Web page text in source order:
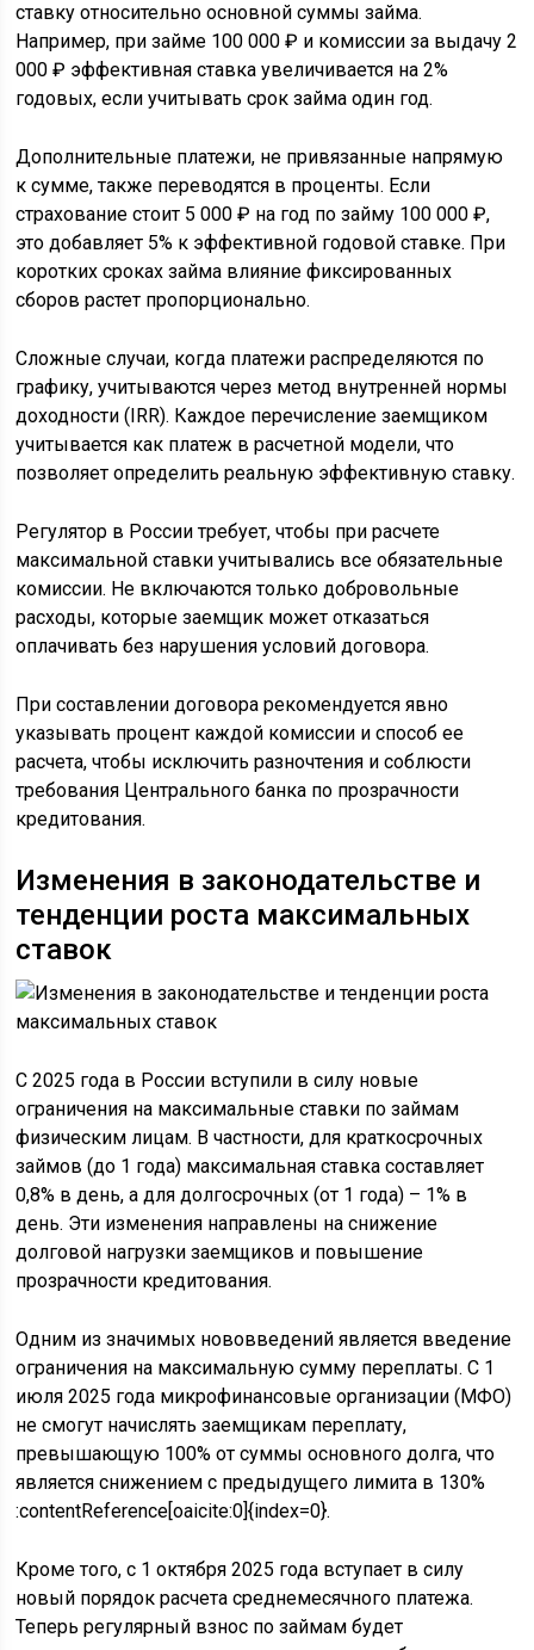
ставку относительно основной суммы займа.
Например, при займе 100 000 ₽ и комиссии за выдачу 2
000 ₽ эффективная ставка увеличивается на 2%
годовых, если учитывать срок займа один год.
Дополнительные платежи, не привязанные напрямую
к сумме, также переводятся в проценты. Если
страхование стоит 5 000 ₽ на год по займу 100 000 ₽,
это добавляет 5% к эффективной годовой ставке. При
коротких сроках займа влияние фиксированных
сборов растет пропорционально.
Сложные случаи, когда платежи распределяются по
графику, учитываются через метод внутренней нормы
доходности (IRR). Каждое перечисление заемщиком
учитывается как платеж в расчетной модели, что
позволяет определить реальную эффективную ставку.
Регулятор в России требует, чтобы при расчете
максимальной ставки учитывались все обязательные
комиссии. Не включаются только добровольные
расходы, которые заемщик может отказаться
оплачивать без нарушения условий договора.
При составлении договора рекомендуется явно
указывать процент каждой комиссии и способ ее
расчета, чтобы исключить разночтения и соблюсти
требования Центрального банка по прозрачности
кредитования.
Изменения в законодательстве и
тенденции роста максимальных
ставок
С 2025 года в России вступили в силу новые
ограничения на максимальные ставки по займам
физическим лицам. В частности, для краткосрочных
займов (до 1 года) максимальная ставка составляет
0,8% в день, а для долгосрочных (от 1 года) – 1% в
день. Эти изменения направлены на снижение
долговой нагрузки заемщиков и повышение
прозрачности кредитования.
Одним из значимых нововведений является введение
ограничения на максимальную сумму переплаты. С 1
июля 2025 года микрофинансовые организации (МФО)
не смогут начислять заемщикам переплату,
превышающую 100% от суммы основного долга, что
является снижением с предыдущего лимита в 130%
:contentReference[oaicite:0]{index=0}.
Кроме того, с 1 октября 2025 года вступает в силу
новый порядок расчета среднемесячного платежа.
Теперь регулярный взнос по займам будет